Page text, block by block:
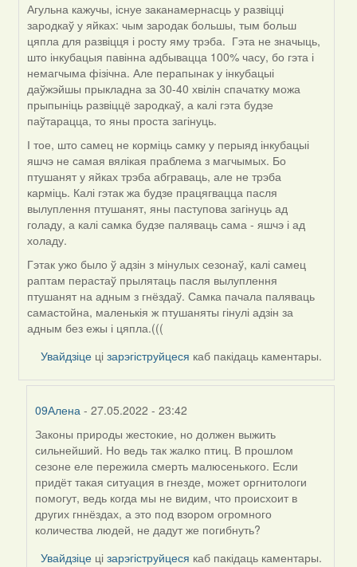
Агульна кажучы, існуе заканамернасць у развіцці
зародкаў у яйках: чым зародак большы, тым больш
цяпла для развіцця і росту яму трэба. Гэта не значыць,
што інкубацыя павінна адбывацца 100% часу, бо гэта і
немагчыма фізічна. Але перапынак у інкубацыі
даўжэйшы прыкладна за 30-40 хвілін спачатку можа
прыпыніць развіццё зародкаў, а калі гэта будзе
паўтарацца, то яны проста загінуць.
І тое, што самец не корміць самку у перыяд інкубацыі
яшчэ не самая вялікая праблема з магчымых. Бо
птушанят у яйках трэба абграваць, але не трэба
карміць. Калі гэтак жа будзе працягвацца пасля
вылуплення птушанят, яны паступова загінуць ад
голаду, а калі самка будзе паляваць сама - яшчэ і ад
холаду.
Гэтак ужо было ў адзін з мінулых сезонаў, калі самец
раптам перастаў прылятаць пасля вылуплення
птушанят на адным з гнёздаў. Самка пачала паляваць
самастойна, маленькія ж птушаняты гінулі адзін за
адным без ежы і цяпла.(((
Увайдзіце цізарэгіструйцеся каб пакідаць каментары.
09Алена - 27.05.2022 - 23:42
In
reply
to
by
Harrier
Законы природы жестокие, но должен выжить
сильнейший. Но ведь так жалко птиц. В прошлом
сезоне еле пережила смерть малюсенького. Если
придёт такая ситуация в гнезде, может оргнитологи
помогут, ведь когда мы не видим, что происхоит в
других гннёздах, а это под взором огромного
количества людей, не дадут же погибнуть?
Увайдзіце цізарэгіструйцеся каб пакідаць каментары.